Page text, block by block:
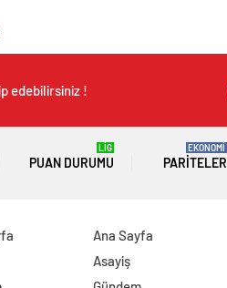
edebilirsiniz !
PUAN DURUMU
LİG
PARITELER
EKONOMİ
Ana Sayfa
Asayiş